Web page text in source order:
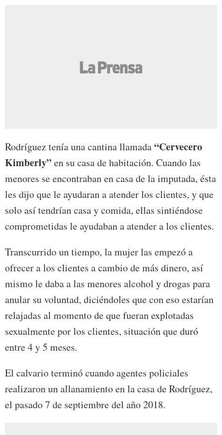
Rodríguez tenía una cantina llamada“Cervecero
Kimberly”en su casa de habitación. Cuando las
menores se encontraban en casa de la imputada, ésta
les dijo que le ayudaran a atender los clientes, y que
solo así tendrían casa y comida, ellas sintiéndose
comprometidas le ayudaban a atender a los clientes.
Transcurrido un tiempo, la mujer las empezó a
ofrecer a los clientes a cambio de más dinero, así
mismo le daba a las menores alcohol y drogas para
anular su voluntad, diciéndoles que con eso estarían
relajadas al momento de que fueran explotadas
sexualmente por los clientes, situación que duró
entre 4 y 5 meses.
El calvario terminó cuando agentes policiales
realizaron un allanamiento en la casa de Rodríguez,
el pasado 7 de septiembre del año 2018.